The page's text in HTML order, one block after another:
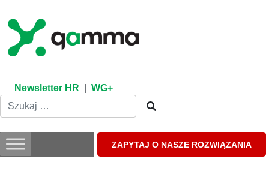
content
Newsletter HR WG+
ZAPYTAJ O NASZE ROZWIĄZANIA